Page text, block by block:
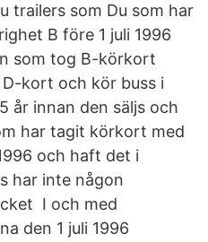
trailers som Du som har
B före 1 juli 1996
som tog B-körkort
kort och kör buss i
år innan den säljs och
har tagit körkort med
och haft det i
har inte någon
I och med
den 1 juli 1996